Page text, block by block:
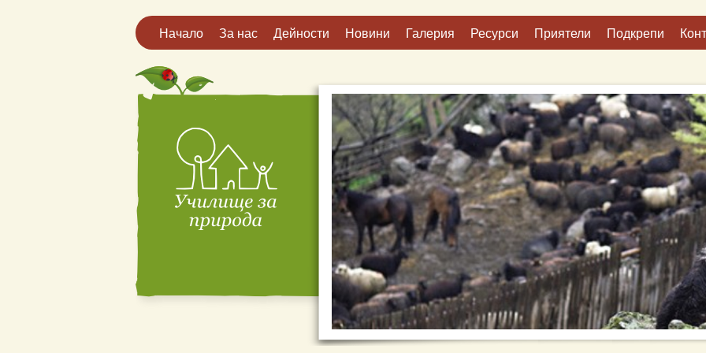
Начало За нас Дейности Новини Галерия Ресурси Приятели Подкрепи